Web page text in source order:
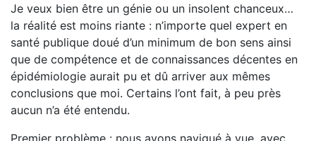
Je veux bien être un génie ou un insolent chanceux…
la réalité est moins riante : n’importe quel expert en
santé publique doué d’un minimum de bon sens ainsi
que de com­pétence et de connaissances décentes en
épidémiologie aurait pu et dû arriver aux mêmes
conclusions que moi. Certains l’ont fait, à peu près
aucun n’a été entendu.
Premier problème : nous avons navigué à vue, avec